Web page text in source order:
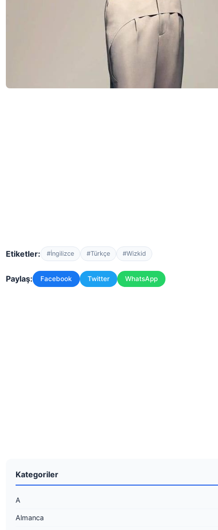
Etiketler: #İngilizce #Türkçe #Wizkid
Paylaş: Facebook Twitter WhatsApp
Kategoriler
A
Almanca